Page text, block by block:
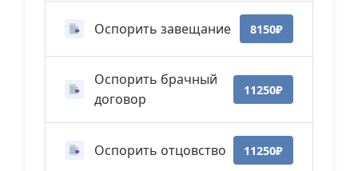
Оспорить завещание 8150₽
Оспорить брачный
договор
11250₽
Оспорить отцовство 11250₽